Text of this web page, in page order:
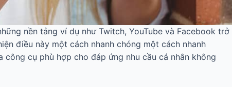
nền tảng ví dụ như Twitch, YouTube và Facebook trở
điều này một cách nhanh chóng một cách nhanh
cụ phù hợp cho đáp ứng nhu cầu cá nhân không